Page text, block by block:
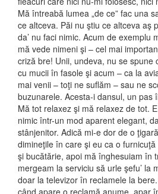
Mă întreabă lumea „de ce” fac una
ce altceva. Păi nu ştiu ce altceva aş
da’ nu faci nimic. Acum de exemplu
mă vede nimeni şi – cel mai
criză bre! Unii, undeva, nu se spune
cu mucii în fasole şi acum – ca la
mai venii – toţi ne suflăm – sau ne
buzunarele. Acesta-i dansul, un pas
Mă tot relaxez şi mă relaxez de tot.
nimic într-un mod aparent elegant,
stânjenitor. Adică mi-e dor de o
dimineţile în care şi eu ca o
şi bucătărie, apoi mă înghesuiam în
mergeam la serviciu să urle şefu’ la
doar la televizor în reclamele la